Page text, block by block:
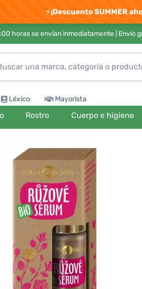
⚡¡Descuento SUMMER
horas se envían inmediatamente | Envío
Léxico Mayorista
Rostro Cuerpo e higiene